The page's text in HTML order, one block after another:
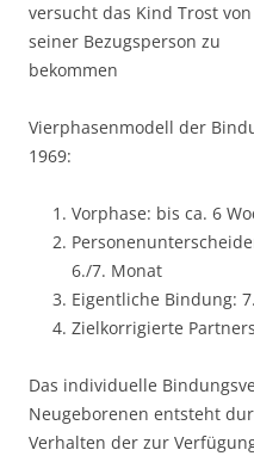
versucht das Kind Trost von
seiner Bezugsperson zu
bekommen
Vierphasenmodell der
1969:
Vorphase: bis ca. 6
6./7. Monat
Eigentliche Bindung:
Zielkorrigierte
Das individuelle
Neugeborenen entsteht
Verhalten der zur